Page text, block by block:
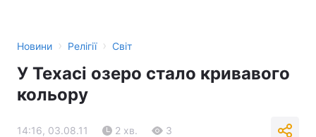
Новини › Релігії › Світ
У Техасі озеро стало кривавого
кольору
14:16, 03.08.11 2 хв. 3